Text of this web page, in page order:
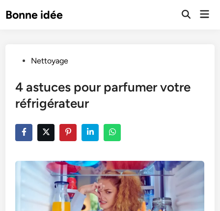
toBonne idée
Open
PostedNettoyage
4 astuces pour parfumer votre
réfrigérateur